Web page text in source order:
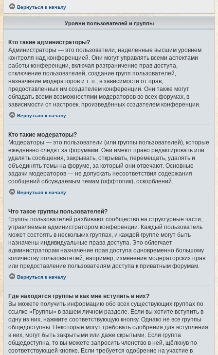
Вернуться к началу
Уровни пользователей и группы
Кто такие администраторы?
Администраторы — это пользователи, наделённые высшим уровнем
контроля над конференцией. Они могут управлять всеми аспектами
работы конференции, включая разграничение прав доступа,
отключение пользователей, создание групп пользователей,
назначение модераторов и т. п., в зависимости от прав,
предоставленных им создателем конференции. Они также могут
обладать всеми возможностями модераторов во всех форумах, в
зависимости от настроек, произведённых создателем конференции.
Вернуться к началу
Кто такие модераторы?
Модераторы — это пользователи (или группы пользователей), которые
ежедневно следят за форумами. Они имеют право редактировать или
удалять сообщения, закрывать, открывать, перемещать, удалять и
объединять темы на форуме, за который они отвечают. Основные
задачи модераторов — не допускать несоответствия содержания
сообщений обсуждаемым темам (оффтопик), оскорблений.
Вернуться к началу
Что такое группы пользователей?
Группы пользователей разбивают сообщество на структурные части,
управляемые администратором конференции. Каждый пользователь
может состоять в нескольких группах, и каждой группе могут быть
назначены индивидуальные права доступа. Это облегчает
администраторам назначение прав доступа одновременно большому
количеству пользователей, например, изменение модераторских прав
или предоставление пользователям доступа к приватным форумам.
Вернуться к началу
Где находятся группы и как мне вступить в них?
Вы можете получить информацию обо всех существующих группах по
ссылке «Группы» в вашем личном разделе. Если вы хотите вступить в
одну из них, нажмите соответствующую кнопку. Однако не все группы
общедоступны. Некоторые могут требовать одобрения для вступления
в них, могут быть закрытыми или даже скрытыми. Если группа
общедоступна, то вы можете запросить членство в ней, щёлкнув по
соответствующей кнопке. Если требуется одобрение на участие в